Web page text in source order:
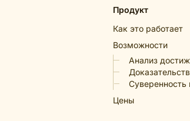
Продукт
Как это работает
Возможности
Анализ
Суверенность
Цены